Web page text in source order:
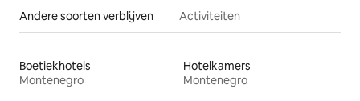
Andere soorten verblijven Activiteiten
Boetiekhotels
Montenegro
Hotelkamers
Montenegro